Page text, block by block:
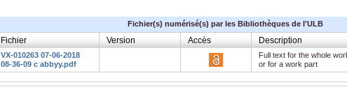
Fichier(s) numérisé(s) par les Bibliothèques de l'ULB
Fichier Version Accès Description
VX-010263 07-06-2018
08-36-09 c abbyy.pdf
Full text for the whole
or for a work part